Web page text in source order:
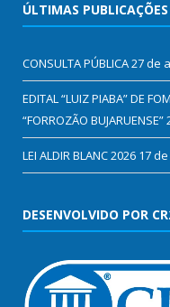
ÚLTIMAS PUBLICAÇÕES
CONSULTA PÚBLICA27 de
EDITAL “LUIZ PIABA” DE
“FORROZÃO BUJARUENSE”
LEI ALDIR BLANC 2026 17
DESENVOLVIDO POR